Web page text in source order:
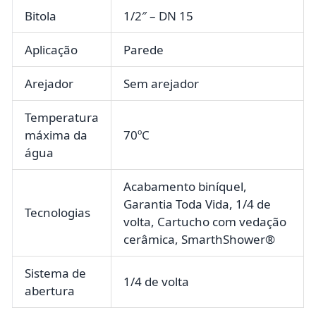
Bitola 1/2″ – DN 15
Aplicação Parede
Arejador Sem arejador
Temperatura
máxima da
água
70ºC
Tecnologias
Acabamento biníquel,
Garantia Toda Vida, 1/4 de
volta, Cartucho com vedação
cerâmica, SmarthShower®
Sistema de
abertura
1/4 de volta